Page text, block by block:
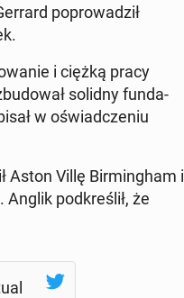
po­pro­wa­dził
i ciężką pracy
solidny fun­da­
w oświad­cze­niu
Aston Villę Bir­ming­ham i
pod­kre­ślił, że